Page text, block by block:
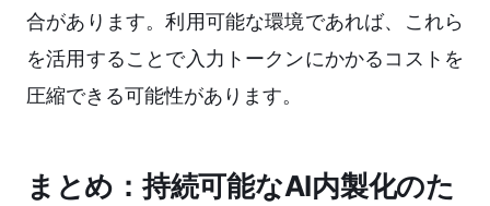
合があります。利用可能な環境であれば、これら
を活用することで入力トークンにかかるコストを
圧縮できる可能性があります。
まとめ：持続可能なAI内製化のた